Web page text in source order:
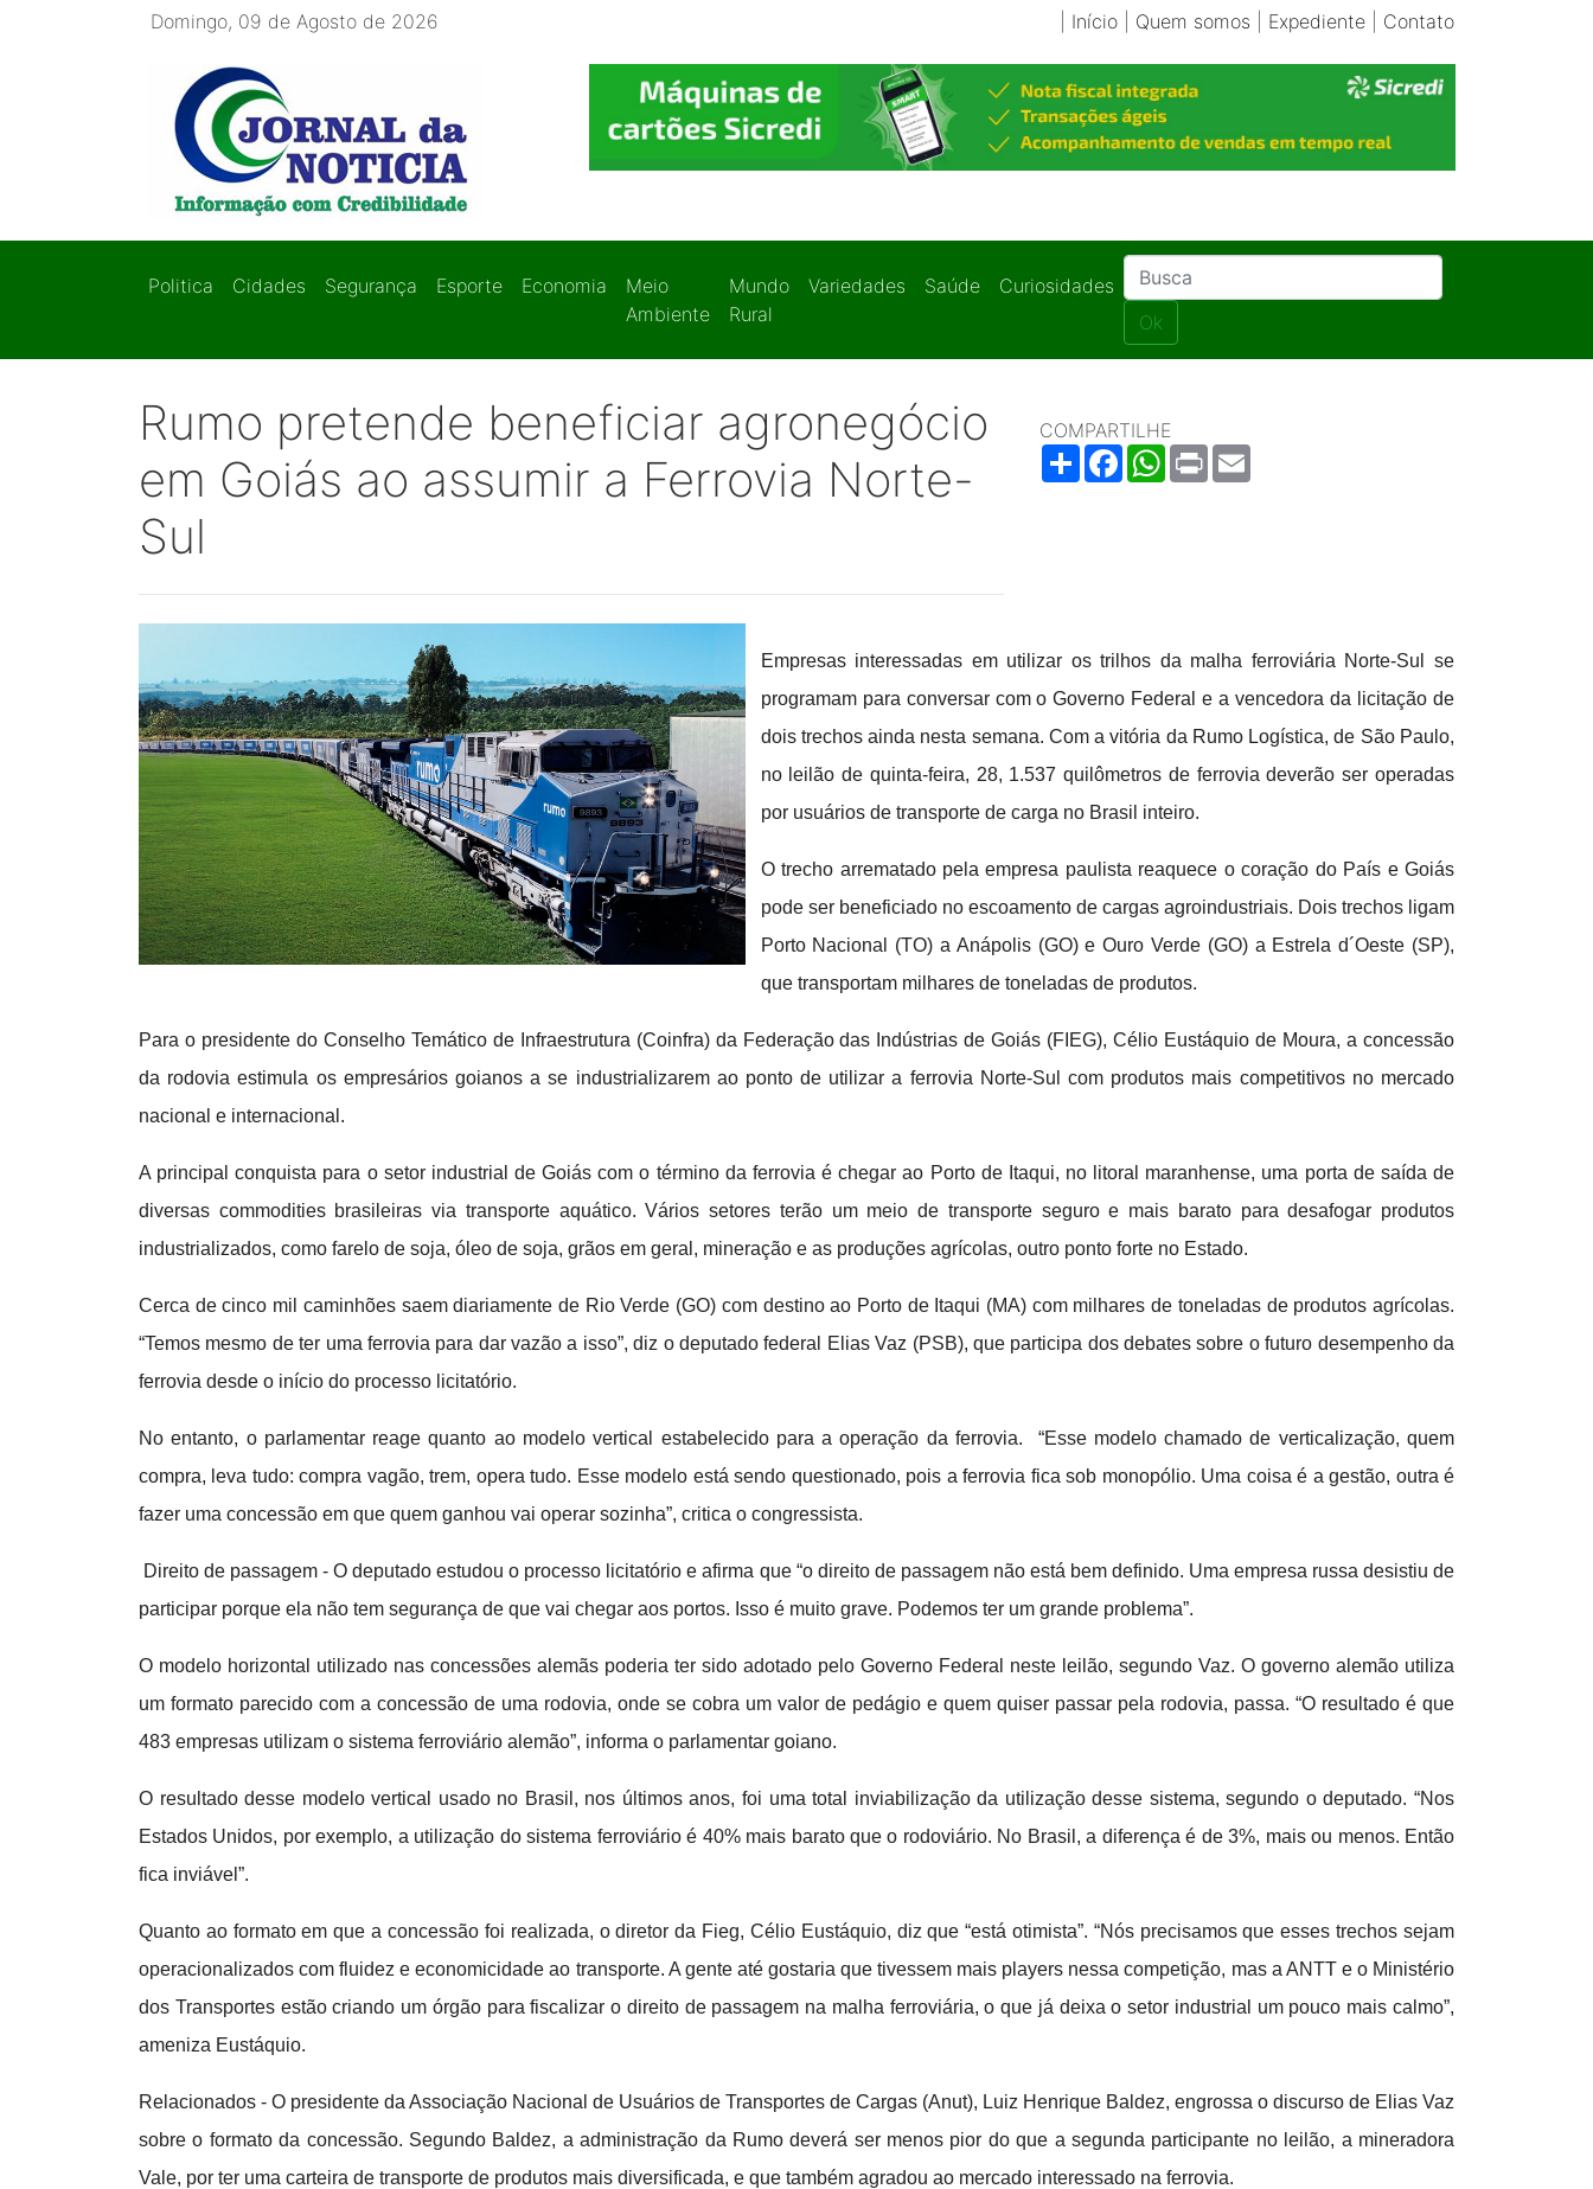
Domingo, 09 de Agosto de 2026 Início| Quem somos Expediente| Contato
Politica Cidades Segurança Esporte Economia
Meio
Ambiente
Mundo
Rural
Variedades Saúde
Curiosidades
Ok
Rumo pretende beneficiar agronegócio
em Goiás ao assumir a Ferrovia Norte-
Sul
COMPARTILHE
ShareFacebookWhatsApp
Print
Empresas interessadas em utilizar os trilhos da malha ferroviária Norte-Sul se
programam para conversar com o Governo Federal e a vencedora da licitação de
dois trechos ainda nesta semana. Com a vitória da Rumo Logística, de São Paulo,
no leilão de quinta-feira, 28, 1.537 quilômetros de ferrovia deverão ser operadas
por usuários de transporte de carga no Brasil inteiro.
O trecho arrematado pela empresa paulista reaquece o coração do País e Goiás
pode ser beneficiado no escoamento de cargas agroindustriais. Dois trechos ligam
Porto Nacional (TO) a Anápolis (GO) e Ouro Verde (GO) a Estrela d´Oeste (SP),
que transportam milhares de toneladas de produtos.
Para o presidente do Conselho Temático de Infraestrutura (Coinfra) da Federação das Indústrias de Goiás (FIEG), Célio Eustáquio de Moura, a concessão
da rodovia estimula os empresários goianos a se industrializarem ao ponto de utilizar a ferrovia Norte-Sul com produtos mais competitivos no mercado
nacional e internacional.
A principal conquista para o setor industrial de Goiás com o término da ferrovia é chegar ao Porto de Itaqui, no litoral maranhense, uma porta de saída de
diversas commodities brasileiras via transporte aquático. Vários setores terão um meio de transporte seguro e mais barato para desafogar produtos
industrializados, como farelo de soja, óleo de soja, grãos em geral, mineração e as produções agrícolas, outro ponto forte no Estado.
Cerca de cinco mil caminhões saem diariamente de Rio Verde (GO) com destino ao Porto de Itaqui (MA) com milhares de toneladas de produtos agrícolas.
“Temos mesmo de ter uma ferrovia para dar vazão a isso”, diz o deputado federal Elias Vaz (PSB), que participa dos debates sobre o futuro desempenho da
ferrovia desde o início do processo licitatório.
No entanto, o parlamentar reage quanto ao modelo vertical estabelecido para a operação da ferrovia. “Esse modelo chamado de verticalização, quem
compra, leva tudo: compra vagão, trem, opera tudo. Esse modelo está sendo questionado, pois a ferrovia fica sob monopólio. Uma coisa é a gestão, outra é
fazer uma concessão em que quem ganhou vai operar sozinha”, critica o congressista.
Direito de passagem - O deputado estudou o processo licitatório e afirma que “o direito de passagem não está bem definido. Uma empresa russa desistiu de
participar porque ela não tem segurança de que vai chegar aos portos. Isso é muito grave. Podemos ter um grande problema”.
O modelo horizontal utilizado nas concessões alemãs poderia ter sido adotado pelo Governo Federal neste leilão, segundo Vaz. O governo alemão utiliza
um formato parecido com a concessão de uma rodovia, onde se cobra um valor de pedágio e quem quiser passar pela rodovia, passa. “O resultado é que
483 empresas utilizam o sistema ferroviário alemão”, informa o parlamentar goiano.
O resultado desse modelo vertical usado no Brasil, nos últimos anos, foi uma total inviabilização da utilização desse sistema, segundo o deputado. “Nos
Estados Unidos, por exemplo, a utilização do sistema ferroviário é 40% mais barato que o rodoviário. No Brasil, a diferença é de 3%, mais ou menos. Então
fica inviável”.
Quanto ao formato em que a concessão foi realizada, o diretor da Fieg, Célio Eustáquio, diz que “está otimista”. “Nós precisamos que esses trechos sejam
operacionalizados com fluidez e economicidade ao transporte. A gente até gostaria que tivessem mais players nessa competição, mas a ANTT e o Ministério
dos Transportes estão criando um órgão para fiscalizar o direito de passagem na malha ferroviária, o que já deixa o setor industrial um pouco mais calmo”,
ameniza Eustáquio.
Relacionados - O presidente da Associação Nacional de Usuários de Transportes de Cargas (Anut), Luiz Henrique Baldez, engrossa o discurso de Elias Vaz
sobre o formato da concessão. Segundo Baldez, a administração da Rumo deverá ser menos pior do que a segunda participante no leilão, a mineradora
Vale, por ter uma carteira de transporte de produtos mais diversificada, e que também agradou ao mercado interessado na ferrovia.